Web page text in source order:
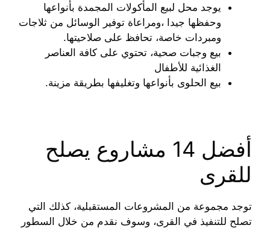
يوجد محل لبيع المأكولات المجمدة بأنواعها
وحفظها جيدا ،ومراعاة توفير الوسائل من ثلاجات
ومبردات خاصة، تحافظ على صلاحيتها.
بيع وجبات صحية، تحتوي على كافة العناصر
الغذائية للأطفال
بيع الحلوى بأنواعها وتغليفها بطريقة مزينة.
أفضل 14 مشاروع يصلح
للقرى
توجد مجموعة من المشروعات المستقبلية، كذلك التي
تصلح للتنفيذ في القرى، وسوف نقدم من خلال السطور